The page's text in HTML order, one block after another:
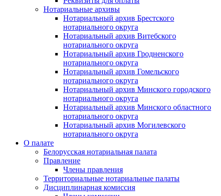
Нотариальные архивы
Нотариальный архив Брестского
нотариального округа
Нотариальный архив Витебского
нотариального округа
Нотариальный архив Гродненского
нотариального округа
Нотариальный архив Гомельского
нотариального округа
Нотариальный архив Минского городского
нотариального округа
Нотариальный архив Минского областного
нотариального округа
Нотариальный архив Могилевского
нотариального округа
О палате
Белорусская нотариальная палата
Правление
Члены правления
Территориальные нотариальные палаты
Дисциплинарная комиссия